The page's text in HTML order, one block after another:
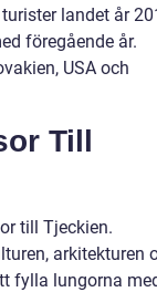
landet år
föregående år.
USA och
Till
till Tjeckien.
arkitekturen
fylla lungorna